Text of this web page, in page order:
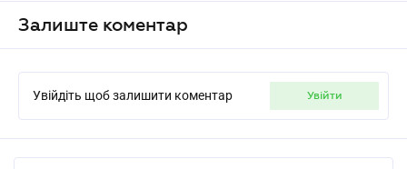
Залиште коментар
Увійдіть щоб залишити коментар увійти